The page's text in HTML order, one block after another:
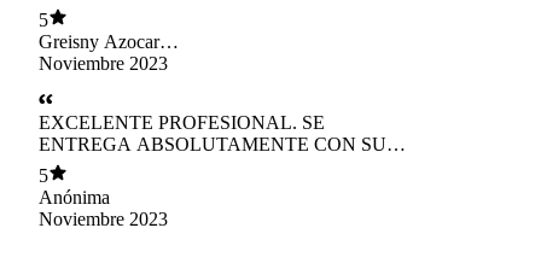
5
Greisny Azocar
Garcés
Noviembre 2023
EXCELENTE PROFESIONAL. SE
ENTREGA ABSOLUTAMENTE CON SUS
PACIENTES, CON ASERTIVIDAD Y
PACIENCIA. MUCHAS GRACIAS.
5
Anónima
Noviembre 2023